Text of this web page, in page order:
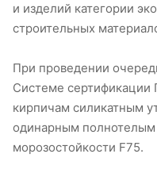
и изделий категории
строительных
При проведении
Системе сертификации
кирпичам силикатным
одинарным полнотелым
морозостойкости F75.